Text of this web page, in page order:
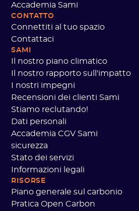
Accademia Sami
CONTATTO
Connettiti al tuo spazio
Contattaci
SAMI
Il nostro piano climatico
Il nostro rapporto sull'impatto
I nostri impegni
Recensioni dei clienti Sami
Stiamo reclutando!
Dati personali
Accademia CGV Sami
sicurezza
Stato dei servizi
Informazioni legali
RISORSE
Piano generale sul carbonio
Pratica Open Carbon